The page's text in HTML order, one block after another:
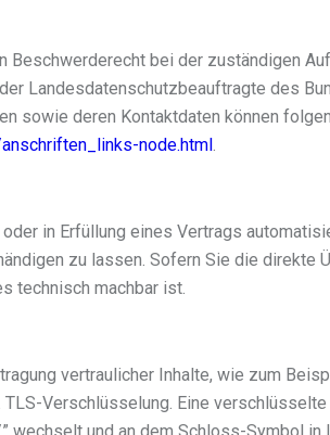
bei der zuständigen
Landesdatenschutzbeauftragte des
sowie deren Kontaktdaten können
node.html.
in Erfüllung eines Vertrags
zu lassen. Sofern Sie die direkte
technisch machbar ist.
vertraulicher Inhalte, wie zum
Verschlüsselung. Eine